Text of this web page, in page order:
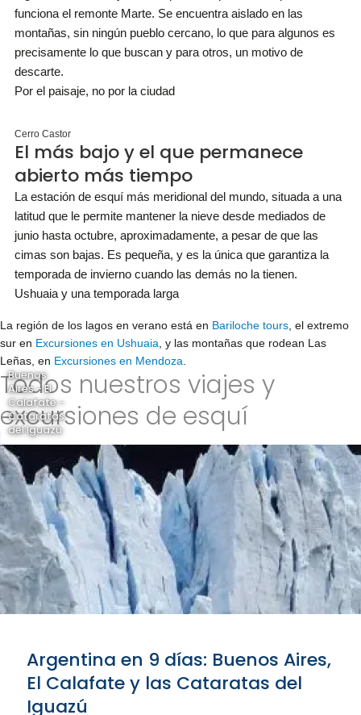
funciona el remonte Marte. Se encuentra aislado en las
montañas, sin ningún pueblo cercano, lo que para algunos es
precisamente lo que buscan y para otros, un motivo de
descarte.
Por el paisaje, no por la ciudad
Cerro Castor
El más bajo y el que permanece
abierto más tiempo
La estación de esquí más meridional del mundo, situada a una
latitud que le permite mantener la nieve desde mediados de
junio hasta octubre, aproximadamente, a pesar de que las
cimas son bajas. Es pequeña, y es la única que garantiza la
temporada de invierno cuando las demás no la tienen.
Ushuaia y una temporada larga
La región de los lagos en verano está en Bariloche tours , el extremo
sur en Excursiones en Ushuaia , y las montañas que rodean Las
Leñas, en Excursiones en Mendoza
Todos nuestros viajes y
excursiones de esquí
Buenos
Aires - El
Calafate -
Cataratas
del Iguazú
Argentina en 9 días: Buenos Aires,
El Calafate y las Cataratas del
Iguazú